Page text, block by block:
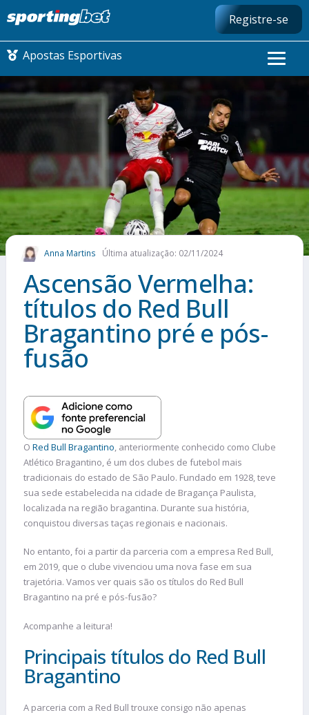
Registre-se
Apostas Esportivas
CONMEBOL LIBERTADORES
FUTEBOL NACIONAL
FUTEBOL INTERNACIONAL
COMO APOSTAR
MAIS ESPORTES
Anna Martins Última atualização: 02/11/2024
Ascensão Vermelha:
títulos do Red Bull
Bragantino pré e pós-
fusão
O Red Bull Bragantino, anteriormente conhecido como Clube
Atlético Bragantino, é um dos clubes de futebol mais
tradicionais do estado de São Paulo. Fundado em 1928, teve
sua sede estabelecida na cidade de Bragança Paulista,
localizada na região bragantina. Durante sua história,
conquistou diversas taças regionais e nacionais.
No entanto, foi a partir da parceria com a empresa Red Bull,
em 2019, que o clube vivenciou uma nova fase em sua
trajetória. Vamos ver quais são os títulos do Red Bull
Bragantino na pré e pós-fusão?
Acompanhe a leitura!
Principais títulos do Red Bull
Bragantino
A parceria com a Red Bull trouxe consigo não apenas